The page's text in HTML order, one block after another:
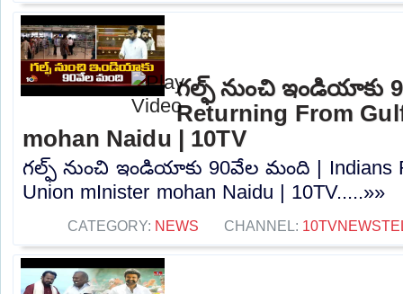
గల్ఫ్ నుంచి ఇండియాకు
Returning From
mohan Naidu | 10TV
గల్ఫ్ నుంచి ఇండియాకు 90వేల మంది | Indians
Union mInister mohan Naidu | 10TV.....»»
CATEGORY: NEWS CHANNEL: